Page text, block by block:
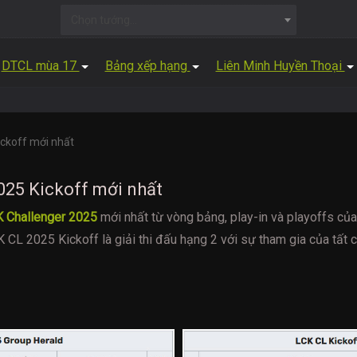
DTCL mùa 17 Bảng xếp hạng Liên Minh Huyền Thoại
mới nhất
Kickoff mới nhất
Challenger 2025 mới nhất từ vòng bảng, play-in và playoffs
CL 2025 Kickoff là giải thi đấu hạng 2 với sự tham gia của tất